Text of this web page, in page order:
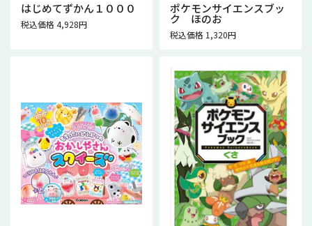
はじめてずかん１０００
税込価格 4,928円
ポケモンサイエンスブッ
ク ほのお
税込価格 1,320円